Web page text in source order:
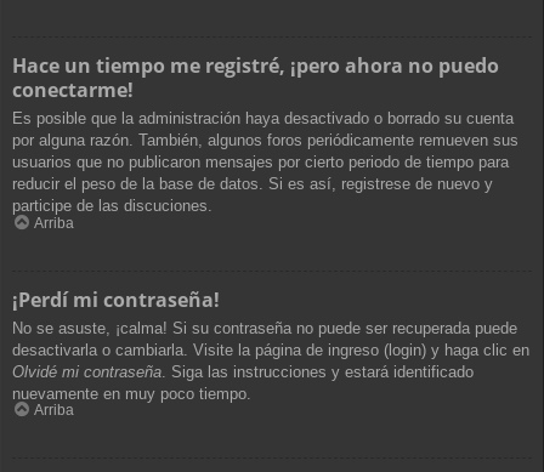
Hace un tiempo me registré, ¡pero ahora no puedo
conectarme!
Es posible que la administración haya desactivado o borrado su cuenta
por alguna razón. También, algunos foros periódicamente remueven sus
usuarios que no publicaron mensajes por cierto periodo de tiempo para
reducir el peso de la base de datos. Si es así, registrese de nuevo y
participe de las discuciones.
Arriba
¡Perdí mi contraseña!
No se asuste, ¡calma! Si su contraseña no puede ser recuperada puede
desactivarla o cambiarla. Visite la página de ingreso (login) y haga clic en
Olvidé mi contraseña . Siga las instrucciones y estará identificado
nuevamente en muy poco tiempo.
Arriba